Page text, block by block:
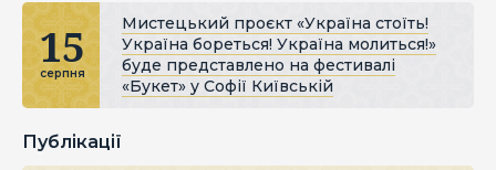
15
серпня
Мистецький проєкт «Україна стоїть!
Україна бореться! Україна молиться!»
буде представлено на фестивалі
«Букет» у Софії Київській
Публікації